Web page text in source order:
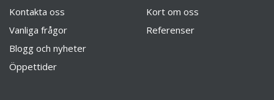
Kontakta oss
Vanliga frågor
Blogg och nyheter
Öppettider
Kort om oss
Referenser